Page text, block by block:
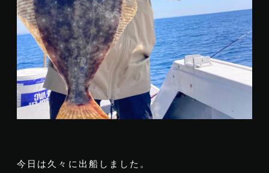
今日は久々に出船しました。